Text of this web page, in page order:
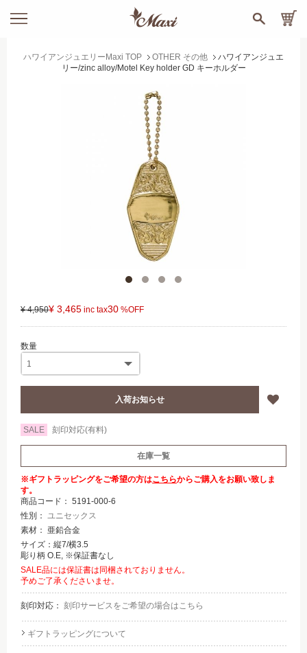
ハワイアンジュエリーMaxi TOP OTHER その他
ハワイアンジュエ
リー/zinc alloy/Motel Key holder GD キーホルダー
¥ 4,950¥ 3,465 30
SALE 刻印対応(有料)
在庫一覧
※ギフトラッピングをご希望の方はこちらからご購入をお願い致しま
す。
商品コード： 5191-000-6
性別： ユニセックス
素材： 亜鉛合金
サイズ：縦7/横3.5
彫り柄 O.E, ※保証書なし
SALE品には保証書は同梱されておりません。
予めご了承くださいませ。
刻印対応： 刻印サービスをご希望の場合はこちら
ギフトラッピングについて